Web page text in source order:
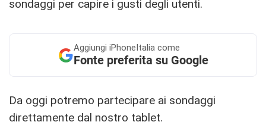
sondaggi per capire i gusti degli utenti.
Aggiungi iPhoneItalia come
Fonte preferita su Google
Da oggi potremo partecipare ai sondaggi
direttamente dal nostro tablet.